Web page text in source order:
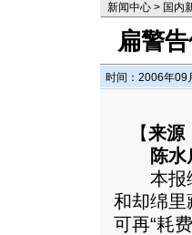
新闻中心 > 国内
扁警
时间：2006年09
【来源
陈水扁
本报综
和却绵里
可再“耗